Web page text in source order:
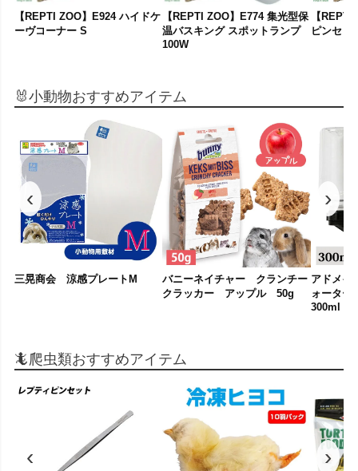
【REPTI ZOO】E924 ハイドケ
ーヴコーナー S
【REPTI ZOO】E774 集光型保
温バスキング スポットランプ
100W
【
ピンセッ
🐰小動物おすすめアイテム
‹ ›
三晃商会 涼感プレートM
バニーネイチャー クランチー
クラッカー アップル 50g
アドメイ
ォーター
300ml
🦎爬虫類おすすめアイテム
‹ ›